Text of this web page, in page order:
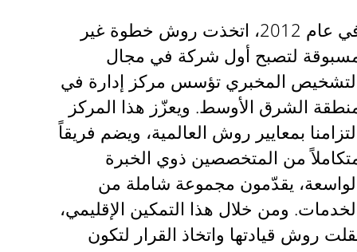
في عام 2012، اتخذت روش خطوة غير
لتصبح أول شركة في مجال
المخبري تؤسس مركز إدارة في
الشرق الأوسط. ويعزّز هذا المركز
بمعايير روش العالمية، ويضم فريقاً
من المتخصصين ذوي الخبرة
يقدّمون مجموعة شاملة من
ومن خلال هذا التمكين الإقليمي،
روش قيادتها واتخاذ القرار لتكون